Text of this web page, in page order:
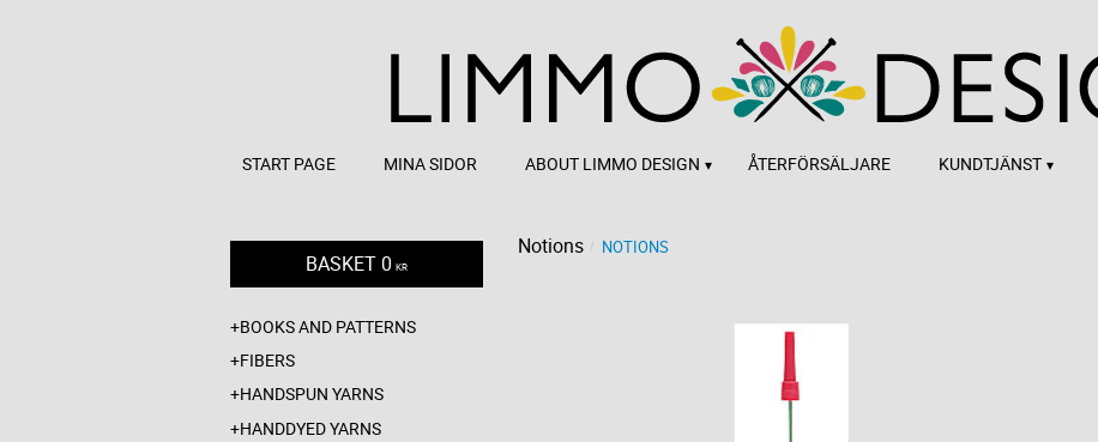
START PAGE MINA SIDOR ABOUT LIMMO DESIGN ÅTERFÖRSÄLJARE KUNDTJÄNST
Notions NOTIONS
BASKET0 KR
BOOKS AND PATTERNS
FIBERS
HANDSPUN YARNS
HANDDYED YARNS